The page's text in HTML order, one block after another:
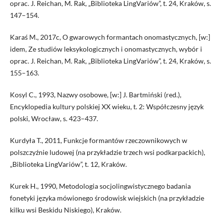
oprac. J. Reichan, M. Rak, „Biblioteka LingVariów”, t. 24, Kraków, s.
147–154.
Karaś M., 2017c, O gwarowych formantach onomastycznych, [w:]
idem, Ze studiów leksykologicznych i onomastycznych, wybór i
oprac. J. Reichan, M. Rak, „Biblioteka LingVariów”, t. 24, Kraków, s.
155–163.
Kosyl C., 1993, Nazwy osobowe, [w:] J. Bartmiński (red.),
Encyklopedia kultury polskiej XX wieku, t. 2: Współczesny język
polski, Wrocław, s. 423–437.
Kurdyła T., 2011, Funkcje formantów rzeczownikowych w
polszczyźnie ludowej (na przykładzie trzech wsi podkarpackich),
„Biblioteka LingVariów”, t. 12, Kraków.
Kurek H., 1990, Metodologia socjolingwistycznego badania
fonetyki języka mówionego środowisk wiejskich (na przykładzie
kilku wsi Beskidu Niskiego), Kraków.